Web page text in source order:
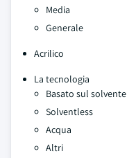
Media
Generale
Acrilico
La tecnologia
Basato sul solvente
Solventless
Acqua
Altri